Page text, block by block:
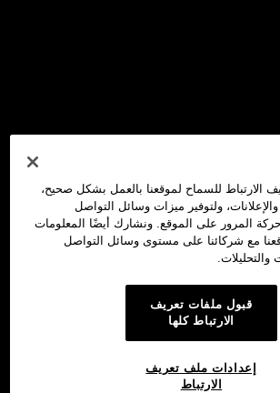
الارتباط للسماح لموقعنا بالعمل بشكل صحيح،
ولتوفير ميزات وسائل التواصل
حركة المرور على الموقع. ونشارك أيضًا المعلومات
مع شركائنا على مستوى وسائل التواصل
والتحليلات.
قبول ملفات تعريف
الارتباط كلها
إعدادات ملف تعريف
الارتباط